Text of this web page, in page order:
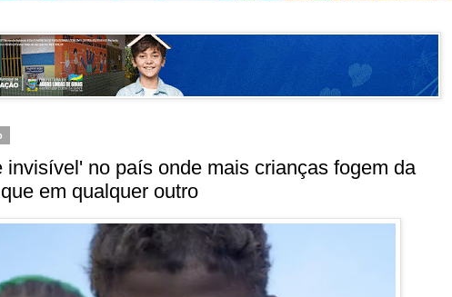
invisível' no país onde mais crianças fogem da
em qualquer outro